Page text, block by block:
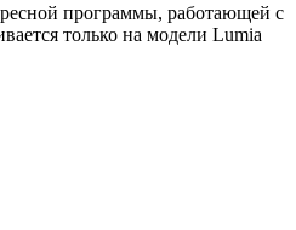
программы, работающей с
только на модели Lumia